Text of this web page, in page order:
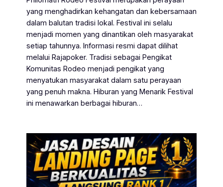
yang menghadirkan kehangatan dan kebersamaan
dalam balutan tradisi lokal. Festival ini selalu
menjadi momen yang dinantikan oleh masyarakat
setiap tahunnya. Informasi resmi dapat dilihat
melalui Rajapoker. Tradisi sebagai Pengikat
Komunitas Rodeo menjadi pengikat yang
menyatukan masyarakat dalam satu perayaan
yang penuh makna. Hiburan yang Menarik Festival
ini menawarkan berbagai hiburan…